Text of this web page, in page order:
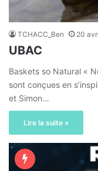
TCHACC_Ben 20
UBAC
Baskets so Natural «
sont conçues en
et Simon…
Lire la suite »